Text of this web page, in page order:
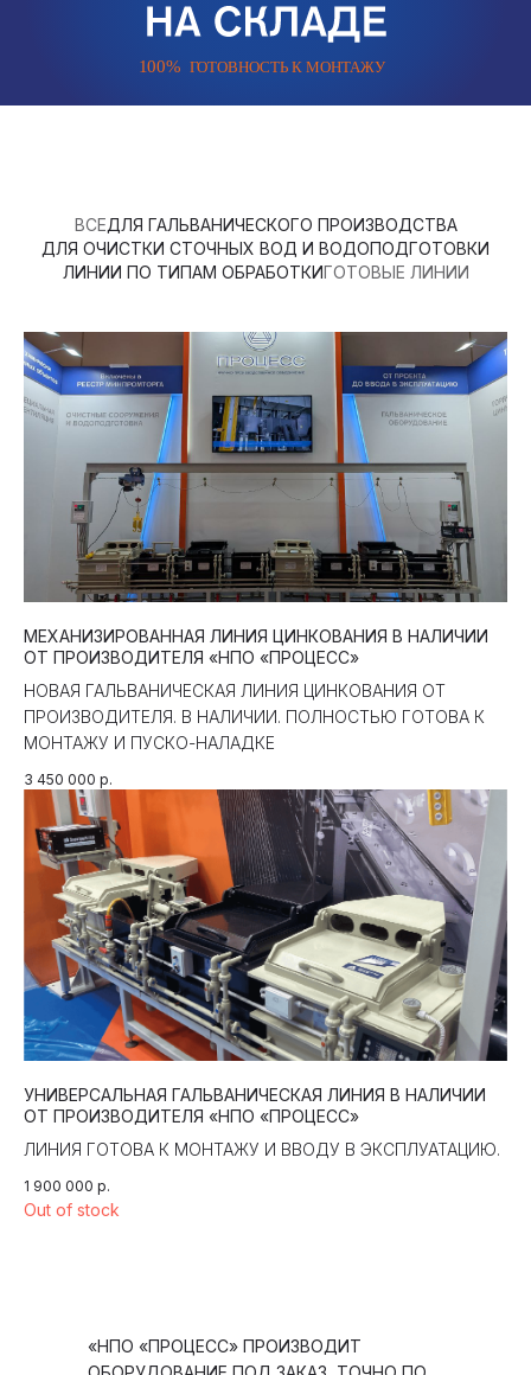
ВСЕДЛЯ ГАЛЬВАНИЧЕСКОГО ПРОИЗВОДСТВА
ДЛЯ ОЧИСТКИ СТОЧНЫХ ВОД И ВОДОПОДГОТОВКИ
ЛИНИИ ПО ТИПАМ ОБРАБОТКИГОТОВЫЕ ЛИНИИ
МЕХАНИЗИРОВАННАЯ ЛИНИЯ ЦИНКОВАНИЯ В НАЛИЧИИ
ОТ ПРОИЗВОДИТЕЛЯ «НПО «ПРОЦЕСС»
НОВАЯ ГАЛЬВАНИЧЕСКАЯ ЛИНИЯ ЦИНКОВАНИЯ ОТ
ПРОИЗВОДИТЕЛЯ. В НАЛИЧИИ. ПОЛНОСТЬЮ ГОТОВА К
МОНТАЖУ И ПУСКО-НАЛАДКЕ
3 450 000 р.
УНИВЕРСАЛЬНАЯ ГАЛЬВАНИЧЕСКАЯ ЛИНИЯ В НАЛИЧИИ
ОТ ПРОИЗВОДИТЕЛЯ «НПО «ПРОЦЕСС»
ЛИНИЯ ГОТОВА К МОНТАЖУ И ВВОДУ В ЭКСПЛУАТАЦИЮ.
1 900 000 р.
Out of stock
«НПО «ПРОЦЕСС» ПРОИЗВОДИТ